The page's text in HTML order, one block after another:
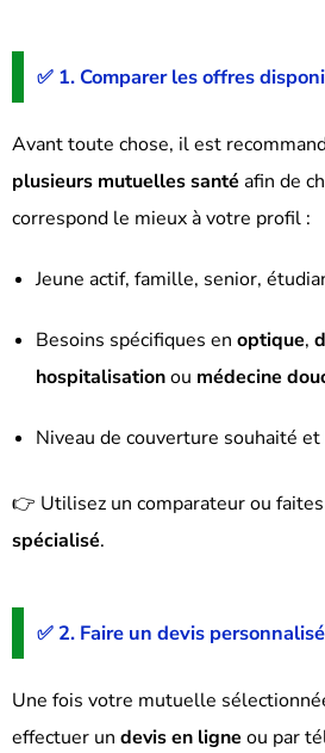
✅ 1. Comparer les offres
Avant toute chose, il est
plusieurs mutuelles santé afin de
correspond le mieux à votre profil :
Jeune actif, famille, senior,
Besoins spécifiques en optique,
hospitalisationou médecine
Niveau de couverture souhaité et
👉 Utilisez un comparateur ou
spécialisé.
✅ 2. Faire un devis personnalisé
Une fois votre mutuelle
effectuer un devis en ligne ou par